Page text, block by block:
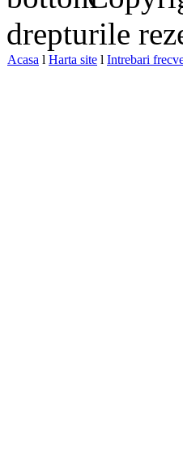
drepturile
Acasa l Harta site l Intrebari